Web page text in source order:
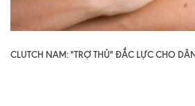
CLUTCH NAM: "TRỢ THỦ" ĐẮC LỰC CHO